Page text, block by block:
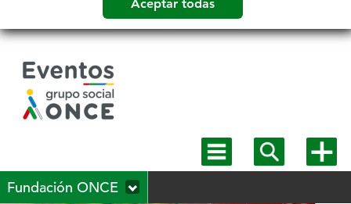
Mostrar
menú
Mostrar
buscadormás
Fundación ONCE